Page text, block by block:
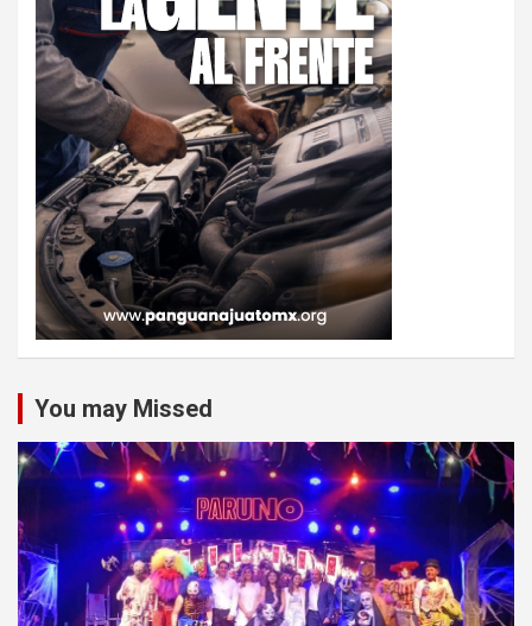
You may Missed